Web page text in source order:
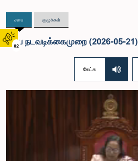
02
சபை குழுக்கள்
சபை நடவடிக்கைமுறை (2026-05-21)
கேட்க